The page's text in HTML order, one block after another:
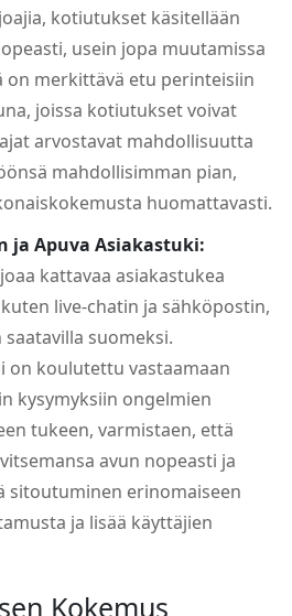
kotiutukset käsitellään
usein jopa muutamissa
on merkittävä etu perinteisiin
joissa kotiutukset voivat
arvostavat mahdollisuutta
mahdollisimman pian,
huomattavasti.
Apuva Asiakastuki:
kattavaa asiakastukea
live-chatin ja sähköpostin,
suomeksi.
on koulutettu vastaamaan
kysymyksiin ongelmien
tukeen, varmistaen, että
avun nopeasti ja
sitoutuminen erinomaiseen
ja lisää käyttäjien
Kokemus